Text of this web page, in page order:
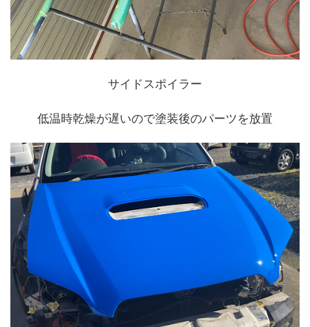
サイドスポイラー
低温時乾燥が遅いので塗装後のパーツを放置